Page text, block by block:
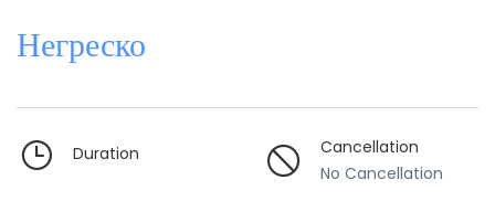
Негреско
Duration
Cancellation
No Cancellation